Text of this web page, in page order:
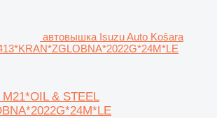
автовышка Isuzu Auto Košara
& STEEL